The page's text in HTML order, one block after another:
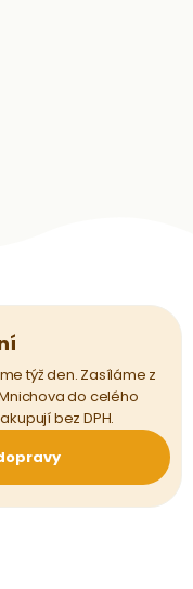
týž den. Zasíláme z
do celého
bez DPH.